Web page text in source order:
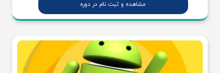
مشاهده و ثبت نام در دوره